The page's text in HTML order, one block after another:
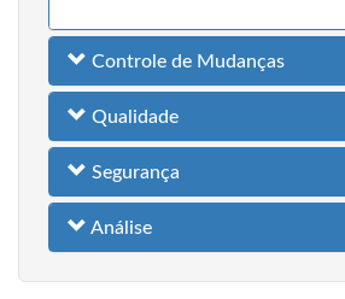
Controle de Mudanças
Qualidade
Segurança
Análise